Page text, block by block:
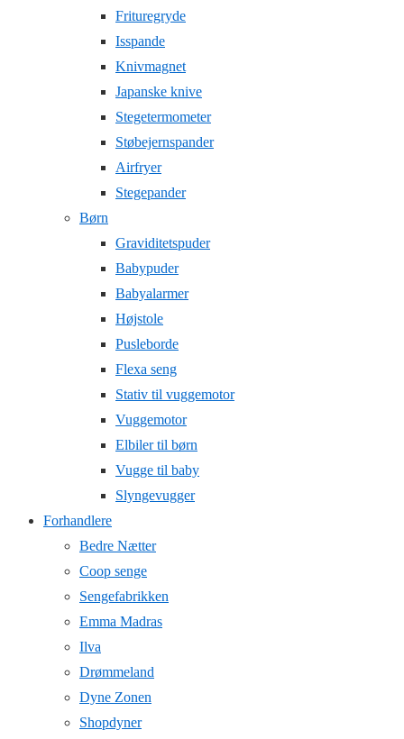
Frituregryde
Isspande
Knivmagnet
Japanske knive
Stegetermometer
Støbejernspander
Airfryer
Stegepander
Børn
Graviditetspuder
Babypuder
Babyalarmer
Højstole
Pusleborde
Flexa seng
Stativ til vuggemotor
Vuggemotor
Elbiler til børn
Vugge til baby
Slyngevugger
Forhandlere
Bedre Nætter
Coop senge
Sengefabrikken
Emma Madras
Ilva
Drømmeland
Dyne Zonen
Shopdyner